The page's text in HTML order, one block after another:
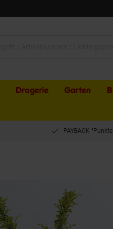
Drogerie Garten
PAYBACK